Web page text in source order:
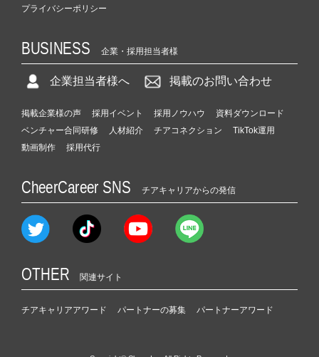
プライバシーポリシー
BUSINESS 企業・採用担当者様
企業担当者様へ 掲載のお問い合わせ
掲載企業様の声 採用イベント 採用ノウハウ
資料ダウンロード
ベンチャー合同研修
人材紹介 チアコネクション
TikTok運用
動画制作
採用代行
CheerCareer SNS チアキャリアからの発信
OTHER 関連サイト
チアキャリアアワード パートナーの募集 パートナーアワード